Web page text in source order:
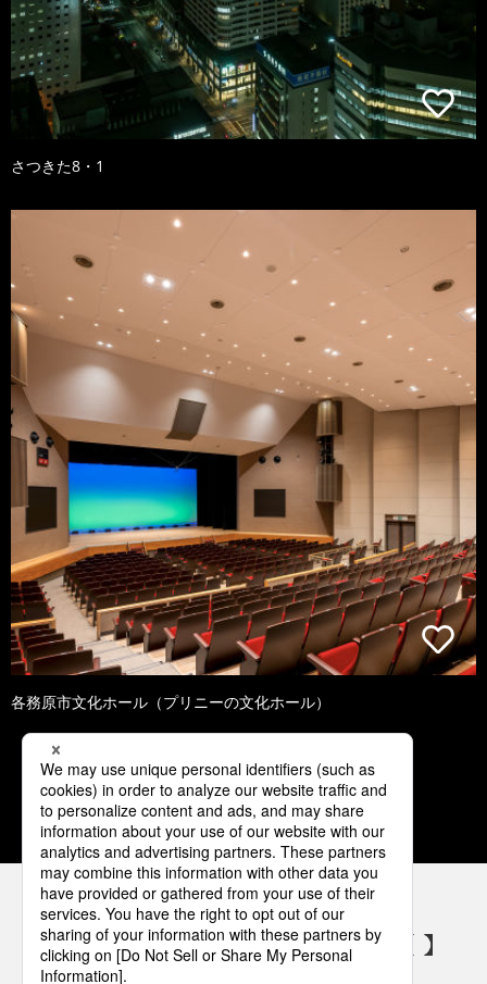
さつきた8・1
各務原市文化ホール（プリニーの文化ホール）
1 2 3 4 5
パナソニックの電気設備 SNSアカウント